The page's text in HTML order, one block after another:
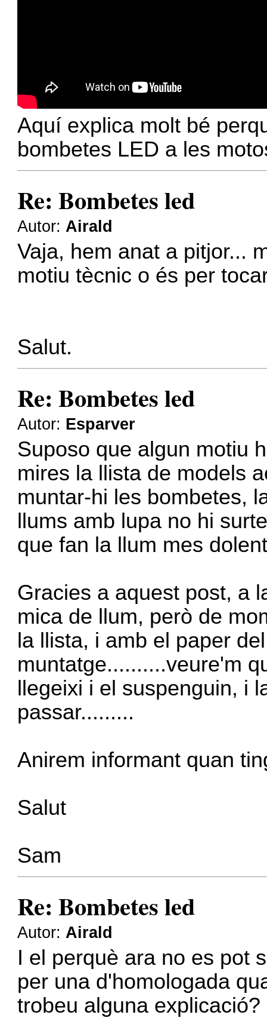
Aquí explica molt bé
bombetes LED a les
Re: Bombetes led
Autor: Airald
Vaja, hem anat a pitjor...
motiu tècnic o és per
Salut.
Re: Bombetes led
Autor: Esparver
Suposo que algun motiu
mires la llista de models
muntar-hi les bombetes,
llums amb lupa no hi
que fan la llum mes
Gracies a aquest post, a
mica de llum, però de
la llista, i amb el paper
muntatge..........veure'm
llegeixi i el suspenguin, i
passar.........
Anirem informant quan
Salut
Sam
Re: Bombetes led
Autor: Airald
I el perquè ara no es pot
per una d'homologada
trobeu alguna explicació?